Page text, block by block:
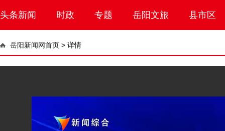
头条新闻 时政 专题 岳阳文旅 县市区
岳阳新闻网首页 > 详情